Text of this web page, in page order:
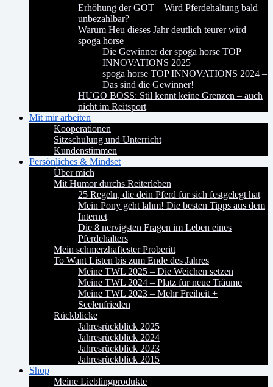
Erhöhung der GOT – Wird Pferdehaltung bald
unbezahlbar?
Warum Heu dieses Jahr deutlich teurer wird
spoga horse
Die Gewinner der spoga horse TOP
INNOVATIONS 2025
spoga horse TOP INNOVATIONS 2024 –
Das sind die Gewinner!
HUGO BOSS: Stil kennt keine Grenzen – auch
nicht im Reitsport
Mit mir arbeiten
Kooperationen
Sitzschulung und Unterricht
Kundenstimmen
Persönliches & Mindset
Über mich
Mit Humor durchs Reiterleben
25 Regeln, die dein Pferd für sich festgelegt hat
Mein Pony geht lahm! Die besten Tipps aus dem
Internet
Die 8 nervigsten Fragen im Leben eines
Pferdehalters
Mein schmerzhaftester Proberitt
To Want Listen bis zum Ende des Jahres
Meine TWL 2025 – Die Weichen setzen
Meine TWL 2024 – Platz für neue Träume
Meine TWL 2023 – Mehr Freiheit +
Seelenfrieden
Rückblicke
Jahresrückblick 2025
Jahresrückblick 2024
Jahresrückblick 2023
Jahresrückblick 2015
Shop
Meine Lieblingprodukte